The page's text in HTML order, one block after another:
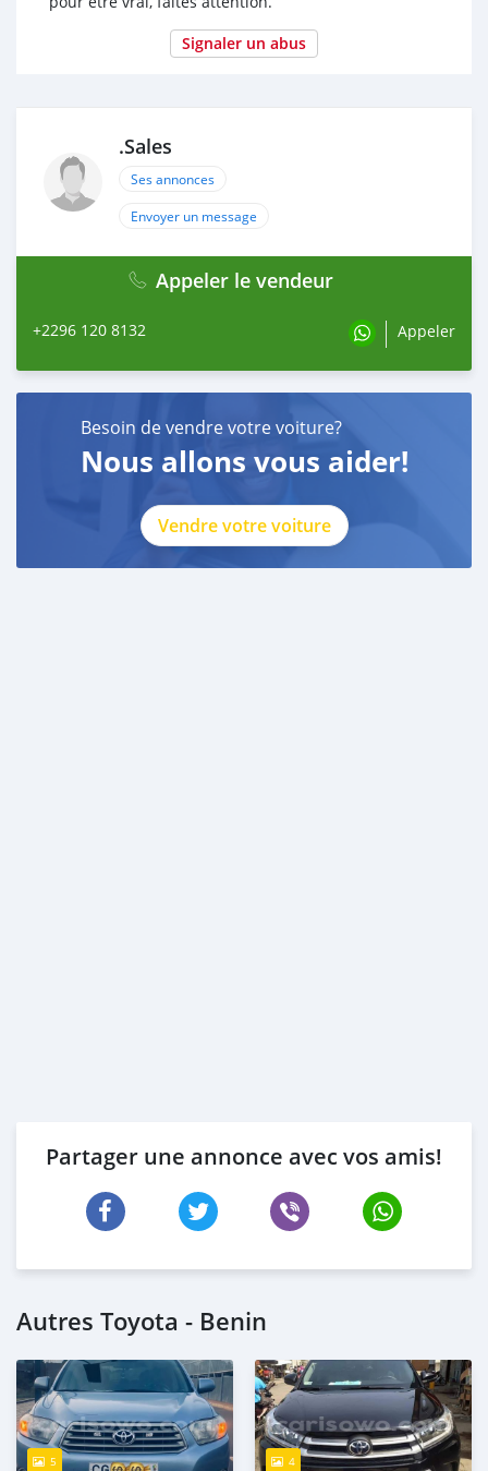
Signaler un abus
.Sales
Ses annonces
Envoyer un message
Appeler le vendeur
+2296 120 8132 Appeler
Besoin de vendre votre voiture?
Nous allons vous aider!
Vendre votre voiture
Partager une annonce avec vos amis!
Autres Toyota - Benin
5 4